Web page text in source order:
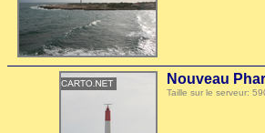
Nouveau
Taille sur le serveur: